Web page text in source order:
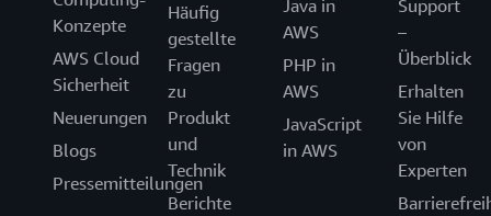
Konzepte
AWS Cloud
Sicherheit
Neuerungen
Blogs
Pressemitteilungen
Häufig
gestellte
Fragen
zu
Produkt
und
Technik
Berichte
Java in
AWS
PHP in
AWS
JavaScript
in AWS
Support
–
Überblick
Erhalten
Sie Hilfe
von
Experten